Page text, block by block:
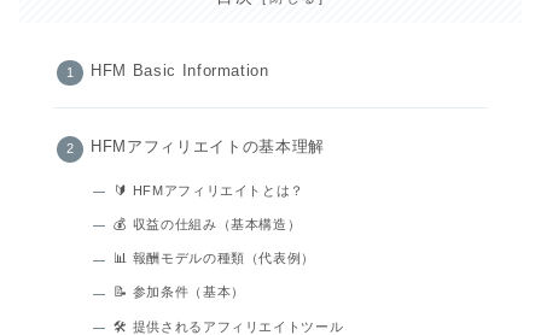
HFM Basic Information
HFMアフィリエイトの基本理解
🔰 HFMアフィリエイトとは？
💰 収益の仕組み（基本構造）
📊 報酬モデルの種類（代表例）
📝 参加条件（基本）
🛠 提供されるアフィリエイトツール